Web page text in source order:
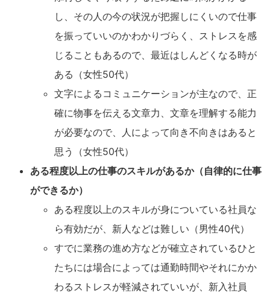
し、その人の今の状況が把握しにくいので仕事
を振っていいのかわかりづらく、ストレスを感
じることもあるので、最近はしんどくなる時が
ある（女性50代）
文字によるコミュニケーションが主なので、正
確に物事を伝える文章力、文章を理解する能力
が必要なので、人によって向き不向きはあると
思う（女性50代）
ある程度以上の仕事のスキルがあるか（自律的に仕事
ができるか）
ある程度以上のスキルが身についている社員な
ら有効だが、新人などは難しい（男性40代）
すでに業務の進め方などが確立されているひと
たちには場合によっては通勤時間やそれにかか
わるストレスが軽減されていいが、新入社員